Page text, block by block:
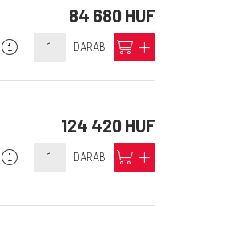
84 680 HUF
info DARAB cart add
124 420 HUF
info DARAB cart add